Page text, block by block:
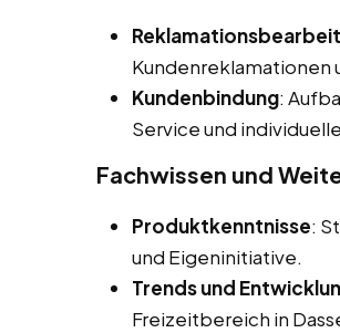
Kundenreklamationen
Kundenbindung:
Service und
Fachwissen und
Produktkenntnisse:
und Eigeninitiative.
Trends und
Freizeitbereich in